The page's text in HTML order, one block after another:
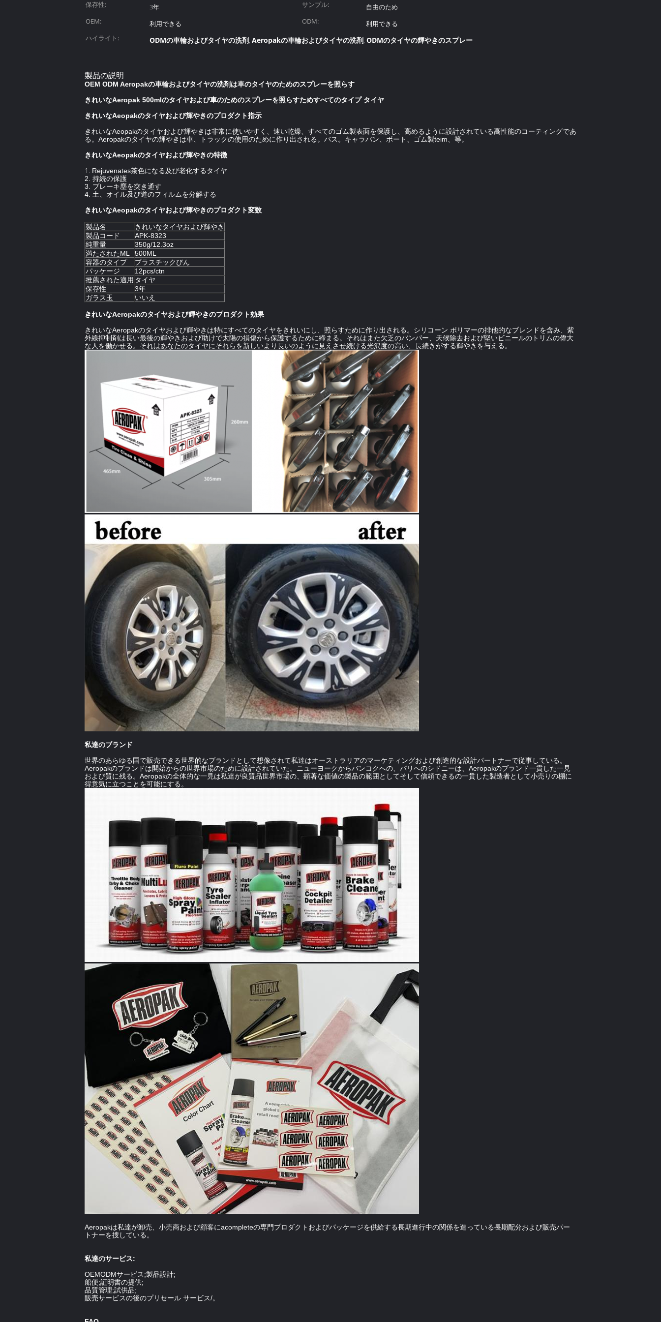
保存性:
3年 サンプル:
自由のため
OEM:
利用できる ODM:
利用できる
ハイライト:
ODMの車輪およびタイヤの洗剤, Aeropakの車輪およびタイヤの洗剤, ODMのタイヤの輝やきのスプレー
製品の説明
OEM ODM Aeropakの車輪およびタイヤの洗剤は車のタイヤのためのスプレーを照らす
きれいなAeropak 500mlのタイヤおよび車のためのスプレーを照らすためすべてのタイプ タイヤ
きれいなAeopakのタイヤおよび輝やきのプロダクト指示
きれいなAeopakのタイヤおよび輝やきは非常に使いやすく、速い乾燥、すべてのゴム製表面を保護し、高めるように設計されている高性能のコーティングであ
る。Aeropakのタイヤの輝やきは車、トラックの使用のために作り出される。バス。キャラバン、ボート、ゴム製teim、等。
きれいなAeopakのタイヤおよび輝やきの特徴
1. Rejuvenates茶色になる及び老化するタイヤ
2. 持続の保護
3. ブレーキ塵を突き通す
4. 土、オイル及び道のフィルムを分解する
きれいなAeopakのタイヤおよび輝やきのプロダクト変数
製品名
きれいなタイヤおよび輝やき
製品コード
APK-8323
純重量
350g/12.3oz
満たされたML
500ML
容器のタイプ
プラスチックびん
パッケージ
12pcs/ctn
推薦された適用 タイヤ
保存性
3年
ガラス玉
いいえ
きれいなAeropakのタイヤおよび輝やきのプロダクト効果
きれいなAeropakのタイヤおよび輝やきは特にすべてのタイヤをきれいにし、照らすために作り出される。シリコーン ポリマーの排他的なブレンドを含み、紫
外線抑制剤は長い最後の輝やきおよび助けで太陽の損傷から保護するために締まる。それはまた欠乏のバンパー、天候除去および堅いビニールのトリムの偉大
な人を働かせる。それはあなたのタイヤにそれらを新しいより長いのように見えさせ続ける光沢度の高い、長続きがする輝やきを与える。
私達のブランド
世界のあらゆる国で販売できる世界的なブランドとして想像されて私達はオーストラリアのマーケティングおよび創造的な設計パートナーで従事している。
Aeropakのブランドは開始からの世界市場のために設計されていた。ニューヨークからバンコクへの、パリへのシドニーは、Aeropakのブランド一貫した一見
および質に残る。Aeropakの全体的な一見は私達が良質品世界市場の、顕著な価値の製品の範囲としてそして信頼できるの一貫した製造者として小売りの棚に
得意気に立つことを可能にする。
Aeropakは私達が卸売、小売商および顧客にacompleteの専門プロダクトおよびパッケージを供給する長期進行中の関係を造っている長期配分および販売パー
トナーを捜している。
私達のサービス:
OEMODMサービス;製品設計;
船便;証明書の提供;
品質管理;試供品;
販売サービスの後のプリセール サービス/。